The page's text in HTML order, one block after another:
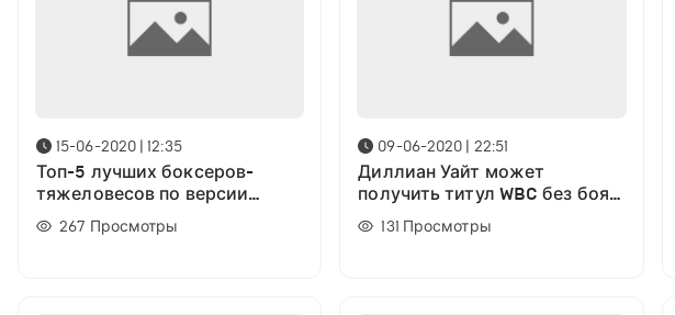
15-06-2020 | 12:35
Топ-5 лучших боксеров-
тяжеловесов по версии
Тайсона Фьюри
267 Просмотры
09-06-2020 | 22:51
Диллиан Уайт может
получить титул WBC без боя:
Как так?
131 Просмотры